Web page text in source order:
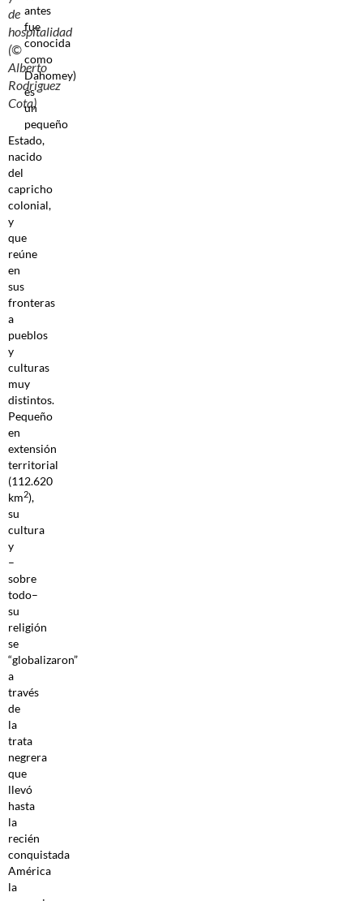
de
hospitalidad
(©
Alberto
Rodriguez
Cota)
antes
fue
conocida
como
Dahomey)
es
un
pequeño
Estado,
nacido
del
capricho
colonial,
y
que
reúne
en
sus
fronteras
a
pueblos
y
culturas
muy
distintos.
Pequeño
en
extensión
territorial
(112.620
km2),
su
cultura
y
–
sobre
todo–
su
religión
se
“globalizaron”
a
través
de
la
trata
negrera
que
llevó
hasta
la
recién
conquistada
América
la